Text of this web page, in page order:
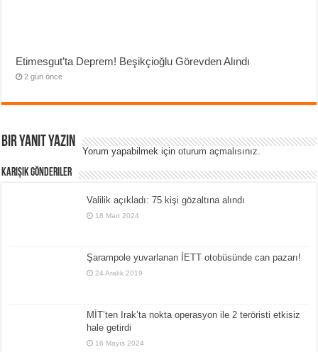
Etimesgut’ta Deprem! Beşikçioğlu Görevden Alındı
2 gün önce
Bir yanıt yazın
Yorum yapabilmek içinoturum açmalısınız
Karışık Gönderiler
Valilik açıkladı: 75 kişi gözaltına alındı
18 Mart 2024
Şarampole yuvarlanan İETT otobüsünde can pazarı!
24 Aralık 2019
MİT’ten Irak’ta nokta operasyon ile 2 teröristi etkisiz
hale getirdi
16 Mayıs 2024